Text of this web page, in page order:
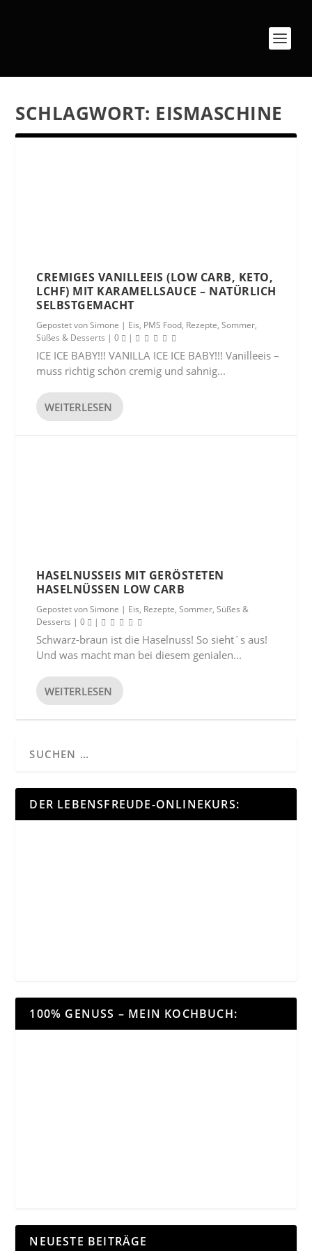
SCHLAGWORT: EISMASCHINE
CREMIGES VANILLEEIS (LOW CARB, KETO,
LCHF) MIT KARAMELLSAUCE – NATÜRLICH
SELBSTGEMACHT
Gepostet vonSimone | Eis, PMS Food, Rezepte,Sommer,
Süßes & Desserts |0 |
ICE ICE BABY!!! VANILLA ICE ICE BABY!!! Vanilleeis –
muss richtig schön cremig und sahnig...
WEITERLESEN
HASELNUSSEIS MIT GERÖSTETEN
HASELNÜSSEN LOW CARB
Gepostet vonSimone | Eis, Rezepte,Sommer,Süßes &
Desserts |0 |
Schwarz-braun ist die Haselnuss! So sieht´s aus!
Und was macht man bei diesem genialen...
WEITERLESEN
DER LEBENSFREUDE-ONLINEKURS:
100% GENUSS – MEIN KOCHBUCH:
NEUESTE BEITRÄGE